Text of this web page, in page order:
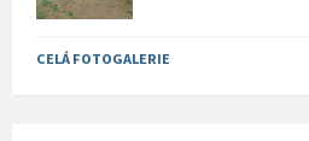
CELÁ FOTOGALERIE